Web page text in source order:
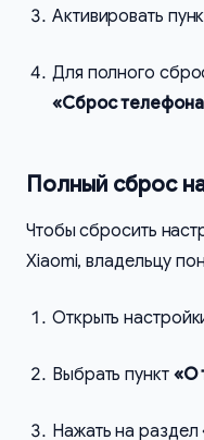
Активировать
Для полного
«Сброс
Полный сброс
Чтобы сбросить
Xiaomi, владельцу
Открыть
Выбрать пункт «О
Нажать на раздел